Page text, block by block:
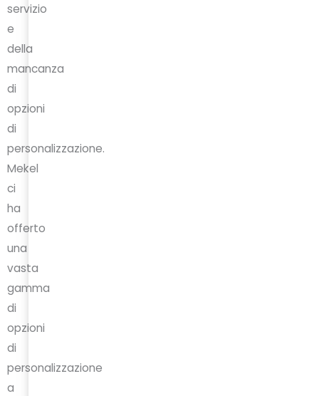
servizio
e
della
mancanza
di
opzioni
di
personalizzazione.
Mekel
ci
ha
offerto
una
vasta
gamma
di
opzioni
di
personalizzazione
a